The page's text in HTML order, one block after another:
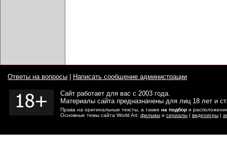
Ответы на вопросы Написать сообщение администрации
Сайт работает для вас с 2003 года.
Материалы сайта предназначены для лиц 18 лет и
Права на оригинальные тексты, а также на подбор и
Основные темы сайта World Art: фильмы и сериалы | видеоигры |